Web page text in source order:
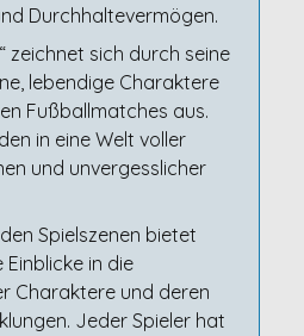
Durchhaltevermögen.
zeichnet sich durch seine
lebendige Charaktere
Fußballmatches aus.
in eine Welt voller
und unvergesslicher
Spielszenen bietet
Einblicke in die
Charaktere und deren
Jeder Spieler hat